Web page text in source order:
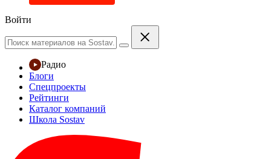
Войти
Радио
Блоги
Спецпроекты
Рейтинги
Каталог компаний
Школа Sostav